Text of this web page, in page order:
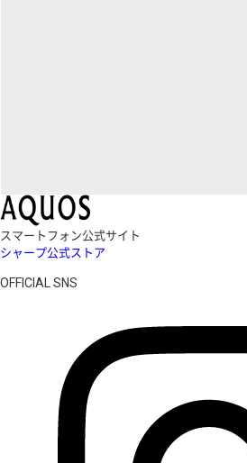
スマートフォン公式サイト
シャープ公式ストア
OFFICIAL SNS